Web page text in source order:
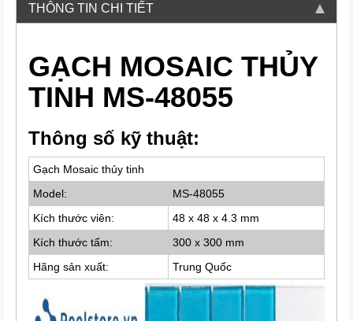
THÔNG TIN CHI TIẾT
GẠCH MOSAIC THỦY
TINH MS-48055
Thông số kỹ thuật:
Gạch Mosaic thủy tinh
Model:
MS-48055
Kích thước viên:
48 x 48 x 4.3 mm
Kích thước tấm:
300 x 300 mm
Hãng sản xuất:
Trung Quốc